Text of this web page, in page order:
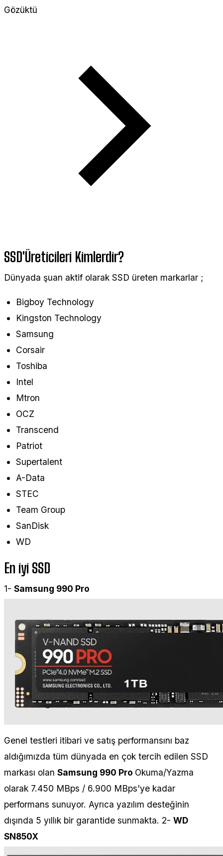
Gözüktü
SSD'Üreticileri Kimlerdir?
Dünyada şuan aktif olarak SSD üreten markarlar ;
Bigboy Technology
Kingston Technology
Samsung
Corsair
Toshiba
Intel
Mtron
OCZ
Transcend
Patriot
Supertalent
A-Data
STEC
Team Group
SanDisk
WD
En iyi SSD
1- Samsung 990 Pro
Genel testleri itibari ve satış performansını baz
aldığımızda tüm dünyada en çok tercih edilen SSD
markası olan Samsung 990 Pro Okuma/Yazma
olarak 7.450 MBps / 6.900 MBps'ye kadar
performans sunuyor. Ayrıca yazılım desteğinin
dışında 5 yıllık bir garantide sunmakta. 2- WD
SN850X